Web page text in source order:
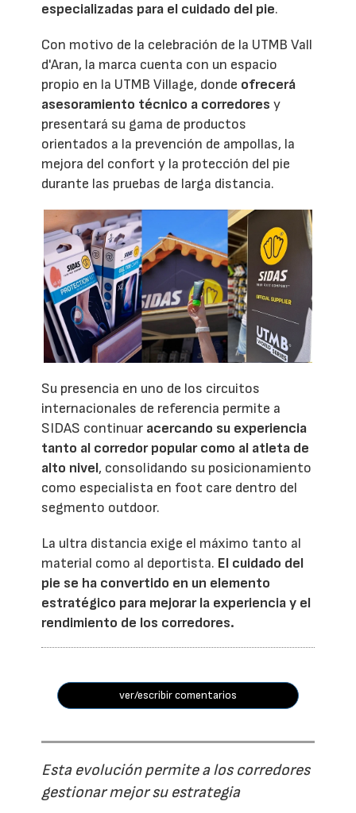
especializadas para el cuidado del pie.
Con motivo de la celebración de la UTMB Vall
d'Aran, la marca cuenta con un espacio
propio en la UTMB Village, donde ofrecerá
asesoramiento técnico a corredores y
presentará su gama de productos
orientados a la prevención de ampollas, la
mejora del confort y la protección del pie
durante las pruebas de larga distancia.
Su presencia en uno de los circuitos
internacionales de referencia permite a
SIDAS continuar acercando su experiencia
tanto al corredor popular como al atleta de
alto nivel, consolidando su posicionamiento
como especialista en foot care dentro del
segmento outdoor.
La ultra distancia exige el máximo tanto al
material como al deportista. El cuidado del
pie se ha convertido en un elemento
estratégico para mejorar la experiencia y el
rendimiento de los corredores.
ver/escribir comentarios
Esta evolución permite a los corredores
gestionar mejor su estrategia